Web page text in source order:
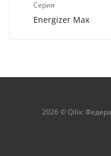
Серия
Energizer Max
2026 © Qilix: